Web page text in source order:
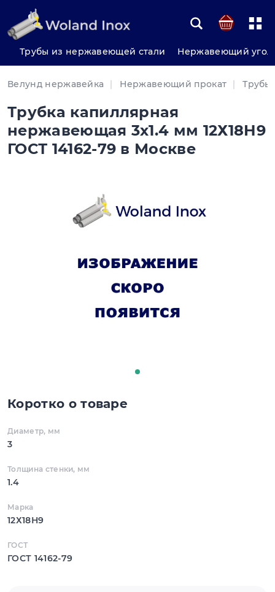
Трубы из нержавеющей стали Нержавеющий
Велунд нержавейка Нержавеющий прокат Трубы
Трубка капиллярная
нержавеющая 3х1.4 мм 12Х18Н9
ГОСТ 14162-79 в Москве
Коротко о товаре
Диаметр, мм
3
Толщина стенки, мм
1.4
Марка
12Х18Н9
ГОСТ
ГОСТ 14162-79